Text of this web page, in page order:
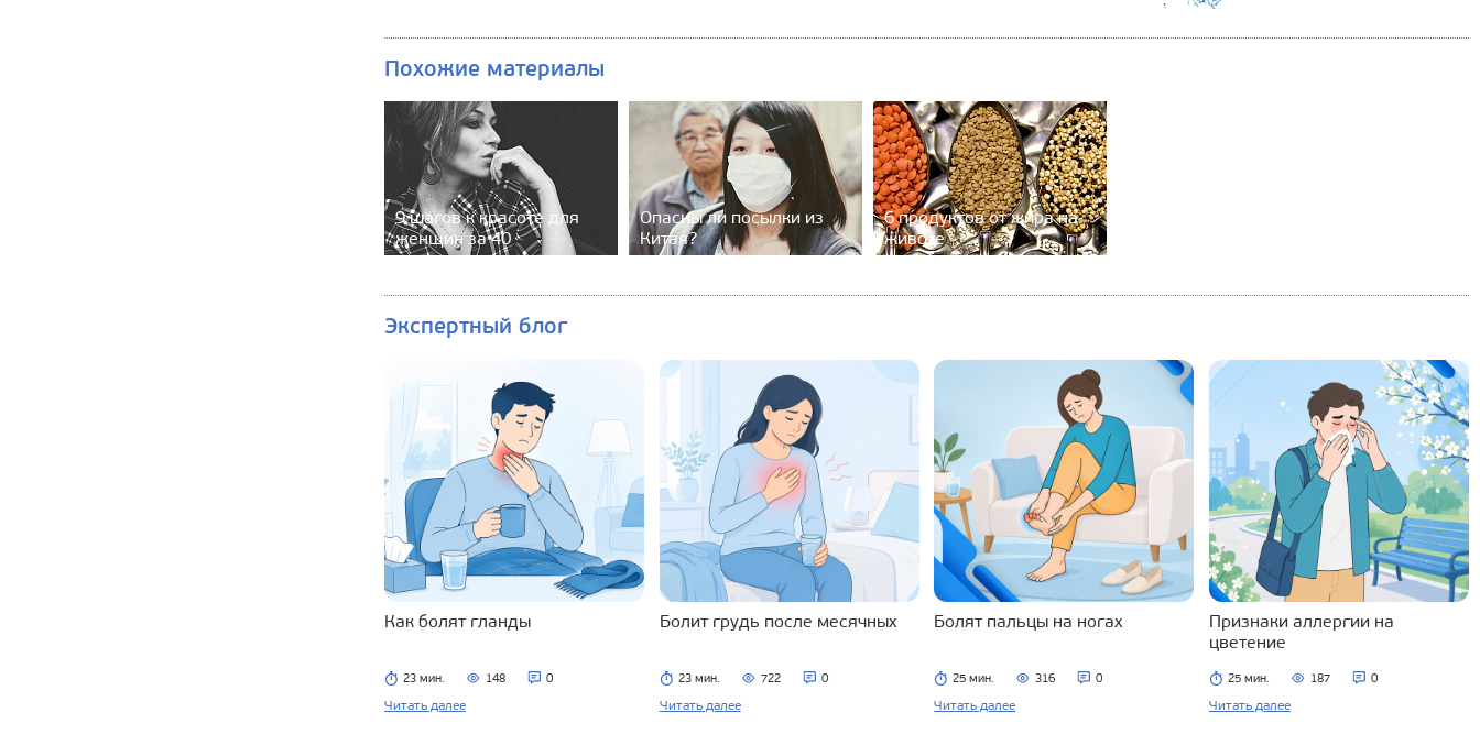
Похожие материалы
9 шагов к красоте для
женщин за 40
Опасны ли посылки из
Китая?
6 продуктов от жира на
животе
Экспертный блог
Как болят гланды
23 мин. 148 0
Читать далее
Болит грудь после месячных
23 мин. 722 0
Читать далее
Болят пальцы на ногах
25 мин. 316 0
Читать далее
Признаки аллергии на
цветение
25 мин. 187 0
Читать далее